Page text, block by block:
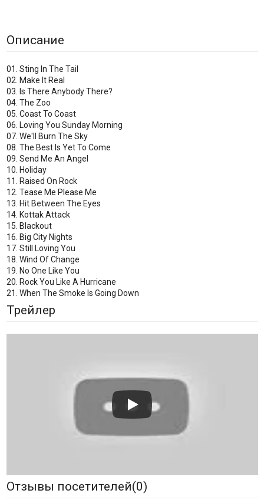
Описание
01. Sting In The Tail
02. Make It Real
03. Is There Anybody There?
04. The Zoo
05. Coast To Coast
06. Loving You Sunday Morning
07. We'll Burn The Sky
08. The Best Is Yet To Come
09. Send Me An Angel
10. Holiday
11. Raised On Rock
12. Tease Me Please Me
13. Hit Between The Eyes
14. Kottak Attack
15. Blackout
16. Big City Nights
17. Still Loving You
18. Wind Of Change
19. No One Like You
20. Rock You Like A Hurricane
21. When The Smoke Is Going Down
Трейлер
Отзывы посетителей(0)